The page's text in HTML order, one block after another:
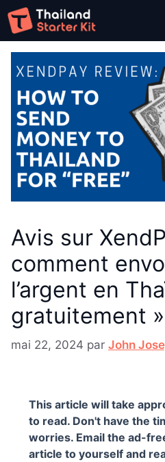
Aller
au
contenu
Avis sur
comment
l’argent en
gratuitement »
mai 22, 2024 par John
This article will take
to read. Don't have the
worries. Email the ad-
article to yourself and